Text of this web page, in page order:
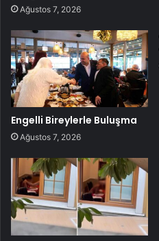
Ağustos 7, 2026
Engelli Bireylerle Buluşma
Ağustos 7, 2026